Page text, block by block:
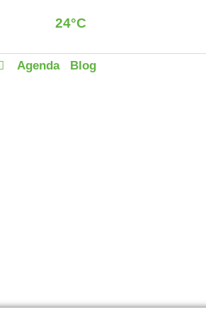
24°C
Agenda Blog